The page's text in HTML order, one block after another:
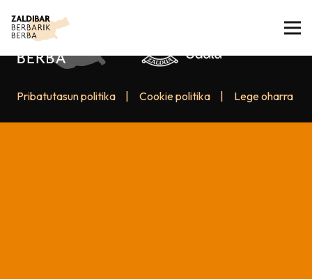
Pribatutasun politika Cookie politika Lege oharra